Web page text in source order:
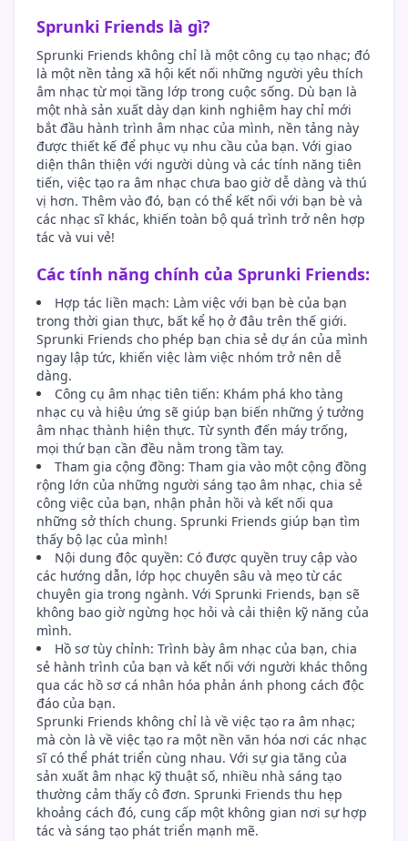
Sprunki Friends là gì?
Sprunki Friends không chỉ là một công cụ tạo nhạc; đó
là một nền tảng xã hội kết nối những người yêu thích
âm nhạc từ mọi tầng lớp trong cuộc sống. Dù bạn là
một nhà sản xuất dày dạn kinh nghiệm hay chỉ mới
bắt đầu hành trình âm nhạc của mình, nền tảng này
được thiết kế để phục vụ nhu cầu của bạn. Với giao
diện thân thiện với người dùng và các tính năng tiên
tiến, việc tạo ra âm nhạc chưa bao giờ dễ dàng và thú
vị hơn. Thêm vào đó, bạn có thể kết nối với bạn bè và
các nhạc sĩ khác, khiến toàn bộ quá trình trở nên hợp
tác và vui vẻ!
Các tính năng chính của Sprunki Friends:
Hợp tác liền mạch: Làm việc với bạn bè của bạn
trong thời gian thực, bất kể họ ở đâu trên thế giới.
Sprunki Friends cho phép bạn chia sẻ dự án của mình
ngay lập tức, khiến việc làm việc nhóm trở nên dễ
dàng.
Công cụ âm nhạc tiên tiến: Khám phá kho tàng
nhạc cụ và hiệu ứng sẽ giúp bạn biến những ý tưởng
âm nhạc thành hiện thực. Từ synth đến máy trống,
mọi thứ bạn cần đều nằm trong tầm tay.
Tham gia cộng đồng: Tham gia vào một cộng đồng
rộng lớn của những người sáng tạo âm nhạc, chia sẻ
công việc của bạn, nhận phản hồi và kết nối qua
những sở thích chung. Sprunki Friends giúp bạn tìm
thấy bộ lạc của mình!
Nội dung độc quyền: Có được quyền truy cập vào
các hướng dẫn, lớp học chuyên sâu và mẹo từ các
chuyên gia trong ngành. Với Sprunki Friends, bạn sẽ
không bao giờ ngừng học hỏi và cải thiện kỹ năng của
mình.
Hồ sơ tùy chỉnh: Trình bày âm nhạc của bạn, chia
sẻ hành trình của bạn và kết nối với người khác thông
qua các hồ sơ cá nhân hóa phản ánh phong cách độc
đáo của bạn.
Sprunki Friends không chỉ là về việc tạo ra âm nhạc;
mà còn là về việc tạo ra một nền văn hóa nơi các nhạc
sĩ có thể phát triển cùng nhau. Với sự gia tăng của
sản xuất âm nhạc kỹ thuật số, nhiều nhà sáng tạo
thường cảm thấy cô đơn. Sprunki Friends thu hẹp
khoảng cách đó, cung cấp một không gian nơi sự hợp
tác và sáng tạo phát triển mạnh mẽ.